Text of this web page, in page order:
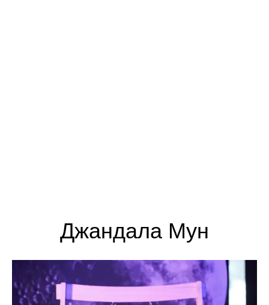
Джандала Мун